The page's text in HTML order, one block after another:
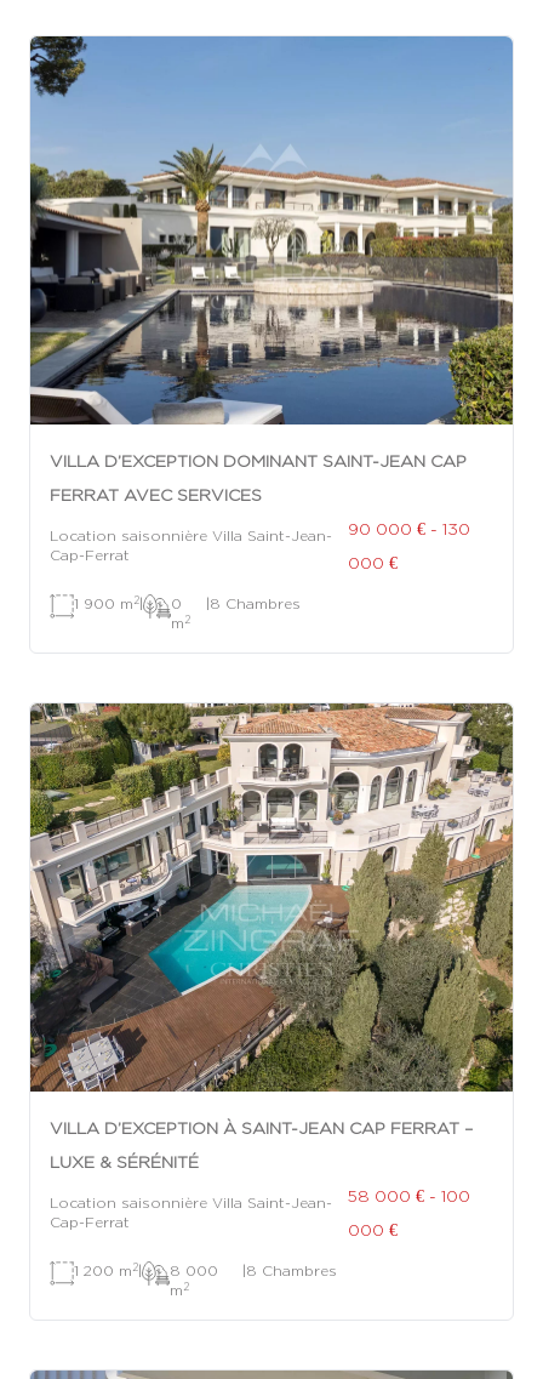
VILLA D’EXCEPTION DOMINANT SAINT-JEAN CAP
FERRAT AVEC SERVICES
Location saisonnière Villa Saint-Jean-
Cap-Ferrat
90 000 € - 130
000 €
1 900 m 2|
0
m 2
|8 Chambres
VILLA D’EXCEPTION À SAINT-JEAN CAP FERRAT –
LUXE & SÉRÉNITÉ
Location saisonnière Villa Saint-Jean-
Cap-Ferrat
58 000 € - 100
000 €
1 200 m 2|
8 000
m 2
|8 Chambres